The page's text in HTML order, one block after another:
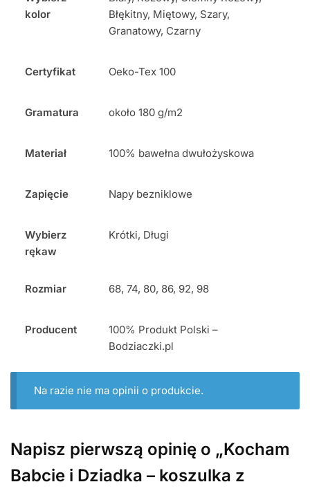
kolor
Błękitny, Miętowy, Szary,
Granatowy, Czarny
Certyfikat Oeko-Tex 100
Gramatura około 180 g/m2
Materiał 100% bawełna dwułożyskowa
Zapięcie Napy bezniklowe
Wybierz
rękaw
Krótki, Długi
Rozmiar 68, 74, 80, 86, 92, 98
Producent
100% Produkt Polski –
Bodziaczki.pl
Na razie nie ma opinii o produkcie.
Napisz pierwszą opinię o „Kocham
Babcie i Dziadka – koszulka z